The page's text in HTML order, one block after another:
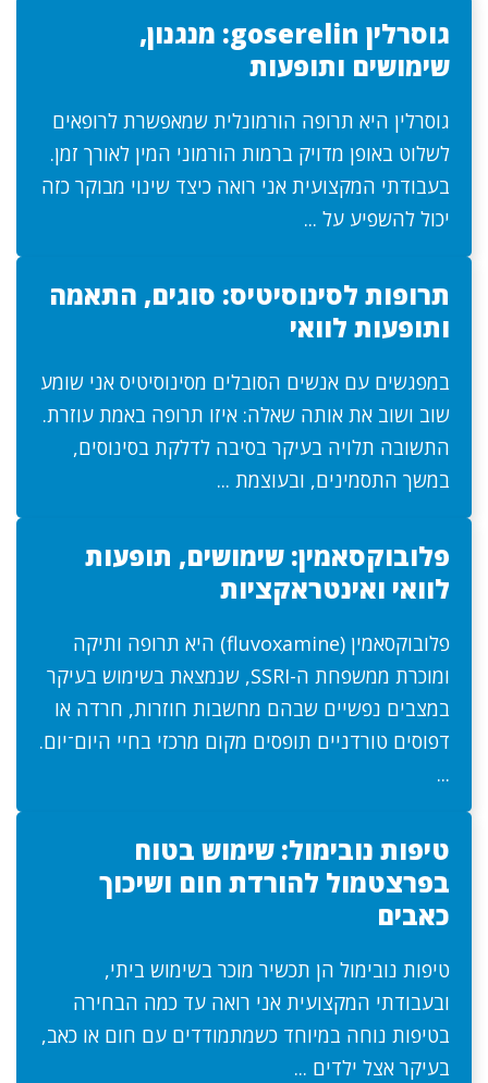
גוסרלין goserelin: מנגנון,
שימושים ותופעות
גוסרלין היא תרופה הורמונלית שמאפשרת לרופאים
לשלוט באופן מדויק ברמות הורמוני המין לאורך זמן.
בעבודתי המקצועית אני רואה כיצד שינוי מבוקר כזה
יכול להשפיע על ...
תרופות לסינוסיטיס: סוגים, התאמה
ותופעות לוואי
במפגשים עם אנשים הסובלים מסינוסיטיס אני שומע
שוב ושוב את אותה שאלה: איזו תרופה באמת עוזרת.
התשובה תלויה בעיקר בסיבה לדלקת בסינוסים,
במשך התסמינים, ובעוצמת ...
פלובוקסאמין: שימושים, תופעות
לוואי ואינטראקציות
פלובוקסאמין (fluvoxamine) היא תרופה ותיקה
ומוכרת ממשפחת ה-SSRI, שנמצאת בשימוש בעיקר
במצבים נפשיים שבהם מחשבות חוזרות, חרדה או
דפוסים טורדניים תופסים מקום מרכזי בחיי היום־יום.
...
טיפות נובימול: שימוש בטוח
בפרצטמול להורדת חום ושיכוך
כאבים
טיפות נובימול הן תכשיר מוכר בשימוש ביתי,
ובעבודתי המקצועית אני רואה עד כמה הבחירה
בטיפות נוחה במיוחד כשמתמודדים עם חום או כאב,
בעיקר אצל ילדים ...